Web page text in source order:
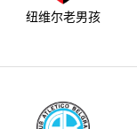
纽维尔老男孩